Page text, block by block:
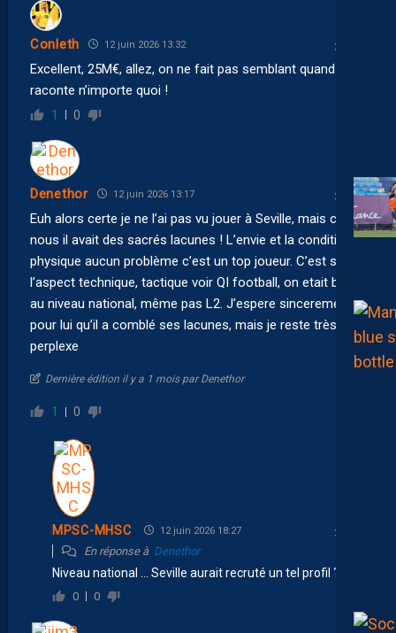
Conleth 12 juin 2026 13:32
Excellent, 25M€, allez, on ne fait pas semblant quand on
raconte n’importe quoi !
1 0
Denethor 12 juin 2026 13:17
Euh alors certe je ne l’ai pas vu jouer à Seville, mais chez
nous il avait des sacrés lacunes ! L’envie et la condition
physique aucun problème c’est un top joueur. C’est sur
l’aspect technique, tactique voir QI football, on etait bien
au niveau national, même pas L2. J’espere sincerement
pour lui qu’il a comblé ses lacunes, mais je reste très
perplexe
Dernière édition il y a 1 mois par Denethor
1 0
MPSC-MHSC 12 juin 2026 18:27
En réponse à Denethor
Niveau national … Seville aurait recruté un tel profil ?
0 0